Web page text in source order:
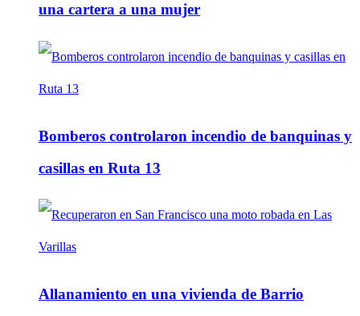
una cartera a una mujer
Bomberos controlaron incendio de banquinas y
casillas en Ruta 13
Allanamiento en una vivienda de Barrio